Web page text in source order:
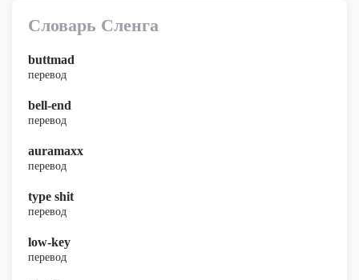
Словарь Сленга
buttmad
перевод
bell-end
перевод
auramaxx
перевод
type shit
перевод
low-key
перевод